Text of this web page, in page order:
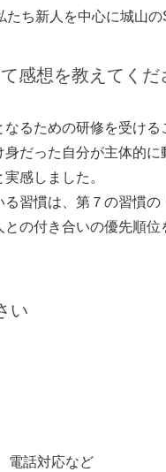
ち新人を中心に城山
感想を教えてくだ
るための研修を受ける
だった自分が主体的
感しました。
習慣は、第７の習慣の
の付き合いの優先順
い
電話対応など